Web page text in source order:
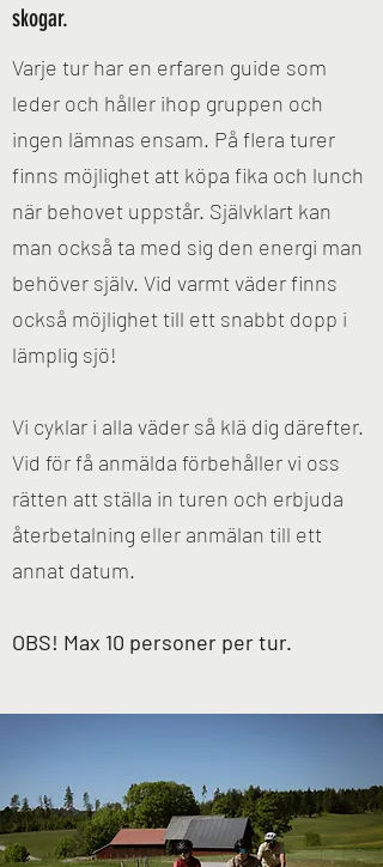
skogar.
Varje tur har en erfaren guide som
leder och håller ihop gruppen och
ingen lämnas ensam. På flera turer
finns möjlighet att köpa fika och lunch
när behovet uppstår. Självklart kan
man också ta med sig den energi man
behöver själv. Vid varmt väder finns
också möjlighet till ett snabbt dopp i
lämplig sjö!
Vi cyklar i alla väder så klä dig därefter.
Vid för få anmälda förbehåller vi oss
rätten att ställa in turen och erbjuda
återbetalning eller anmälan till ett
annat datum.
OBS! Max 10 personer per tur.